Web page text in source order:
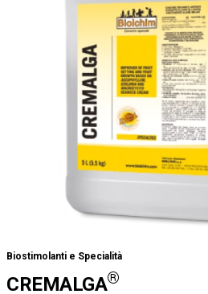
Biostimolanti e Specialità
CREMALGA®